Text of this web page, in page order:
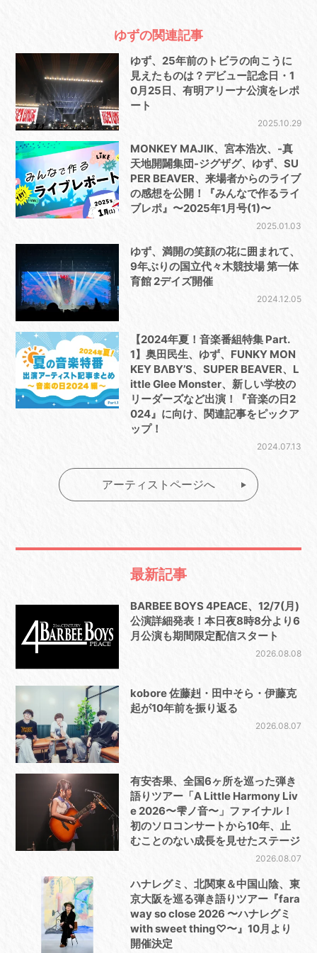
ゆずの関連記事
ゆず、25年前のトビラの向こうに
見えたものは？デビュー記念日・1
0月25日、有明アリーナ公演をレポ
ート
2025.10.29
MONKEY MAJIK、宮本浩次、-真
天地開闢集団-ジグザグ、ゆず、SU
PER BEAVER、来場者からのライブ
の感想を公開！『みんなで作るライ
ブレポ』〜2025年1月号(1)〜
2025.01.03
ゆず、満開の笑顔の花に囲まれて、
9年ぶりの国立代々木競技場 第一体
育館 2デイズ開催
2024.12.05
【2024年夏！音楽番組特集 Part.
1】奥田民生、ゆず、FUNKY MON
KEY BΛBY’S、SUPER BEAVER、L
ittle Glee Monster、新しい学校の
リーダーズなど出演！『音楽の日2
024』に向け、関連記事をピックア
ップ！
2024.07.13
アーティストページへ
最新記事
BARBEE BOYS 4PEACE、12/7(月)
公演詳細発表！本日夜8時8分より6
月公演も期間限定配信スタート
2026.08.08
kobore 佐藤赳・田中そら・伊藤克
起が10年前を振り返る
2026.08.07
有安杏果、全国6ヶ所を巡った弾き
語りツアー「A Little Harmony Liv
e 2026〜雫ノ音〜」ファイナル！
初のソロコンサートから10年、止
むことのない成長を見せたステージ
2026.08.07
ハナレグミ、北関東＆中国山陰、東
京大阪を巡る弾き語りツアー『fara
way so close 2026 〜ハナレグミ
with sweet thing♡〜』10月より
開催決定